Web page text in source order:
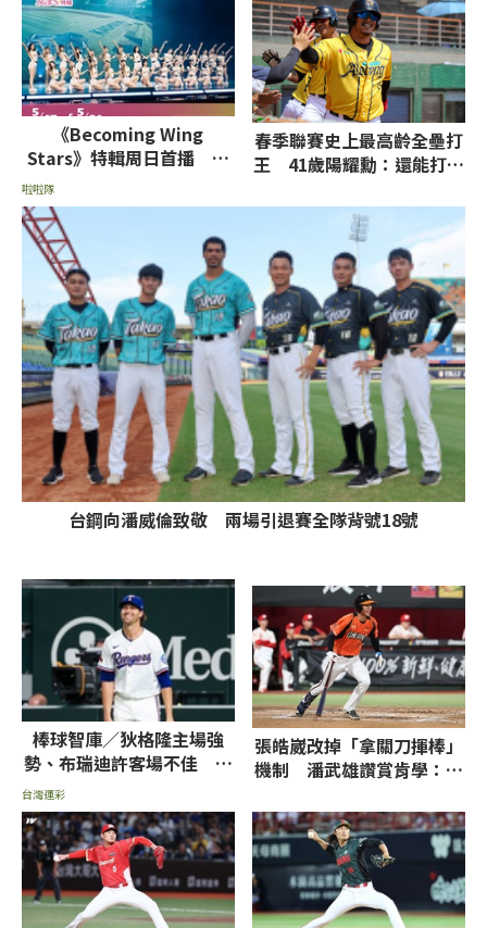
《Becoming Wing
Stars》特輯周日首播 女
孩真情流露分享心路歷程
啦啦隊
春季聯賽史上最高齡全壘打
很幸福
棒球智庫／狄格隆主場強
勢、布瑞迪許客場不佳 遊
騎兵戰金鶯乘勝追擊
台灣運彩
張皓崴改掉「拿關刀揮棒」
路先鋒好人選